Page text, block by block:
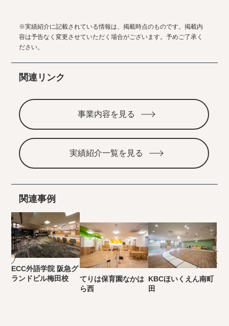
※実績紹介に記載されている情報は、掲載時点のものです。掲載内
容は予告なく変更させていただく場合がございます。予めご了承く
ださい。
関連リンク
事業内容を見る
実績紹介一覧を見る
関連事例
ECC外語学院 阪急グ
ランドビル梅田校
てりは保育園なかは
ら西
KBCほいくえん南町
田